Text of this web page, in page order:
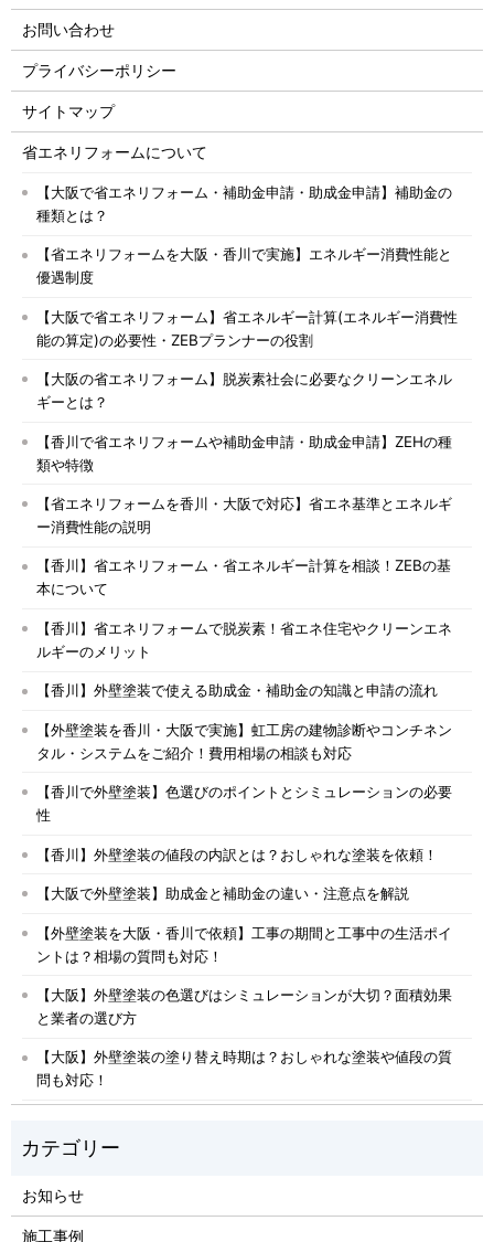
お問い合わせ
プライバシーポリシー
サイトマップ
省エネリフォームについて
【大阪で省エネリフォーム・補助金申請・助成金申請】補助金の
種類とは？
【省エネリフォームを大阪・香川で実施】エネルギー消費性能と
優遇制度
【大阪で省エネリフォーム】省エネルギー計算(エネルギー消費性
能の算定)の必要性・ZEBプランナーの役割
【大阪の省エネリフォーム】脱炭素社会に必要なクリーンエネル
ギーとは？
【香川で省エネリフォームや補助金申請・助成金申請】ZEHの種
類や特徴
【省エネリフォームを香川・大阪で対応】省エネ基準とエネルギ
ー消費性能の説明
【香川】省エネリフォーム・省エネルギー計算を相談！ZEBの基
本について
【香川】省エネリフォームで脱炭素！省エネ住宅やクリーンエネ
ルギーのメリット
【香川】外壁塗装で使える助成金・補助金の知識と申請の流れ
【外壁塗装を香川・大阪で実施】虹工房の建物診断やコンチネン
タル・システムをご紹介！費用相場の相談も対応
【香川で外壁塗装】色選びのポイントとシミュレーションの必要
性
【香川】外壁塗装の値段の内訳とは？おしゃれな塗装を依頼！
【大阪で外壁塗装】助成金と補助金の違い・注意点を解説
【外壁塗装を大阪・香川で依頼】工事の期間と工事中の生活ポイ
ントは？相場の質問も対応！
【大阪】外壁塗装の色選びはシミュレーションが大切？面積効果
と業者の選び方
【大阪】外壁塗装の塗り替え時期は？おしゃれな塗装や値段の質
問も対応！
お知らせ
施工事例